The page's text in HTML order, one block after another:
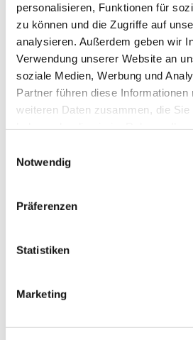
personalisieren, Funktionen für
zu können und die Zugriffe auf
analysieren. Außerdem geben wir
Verwendung unserer Website an
soziale Medien, Werbung und
Partner führen diese
weiteren Daten zusammen, die Sie
Notwendig
Präferenzen
Statistiken
Marketing
Dies könnte Sie